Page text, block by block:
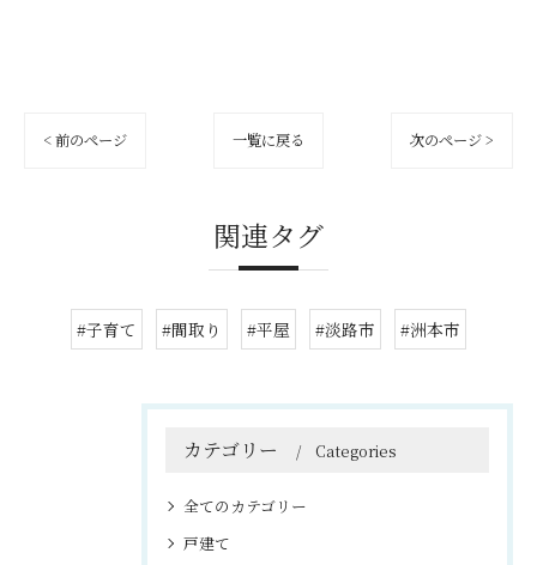
< 前のページ 一覧に戻る 次のページ >
関連タグ
#子育て #間取り #平屋 #淡路市 #洲本市
カテゴリー Categories
全てのカテゴリー
戸建て